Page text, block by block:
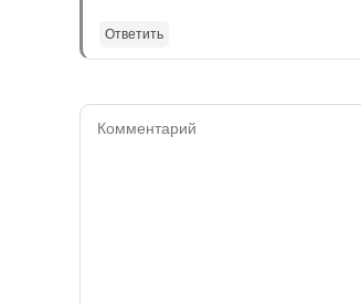
Ответить